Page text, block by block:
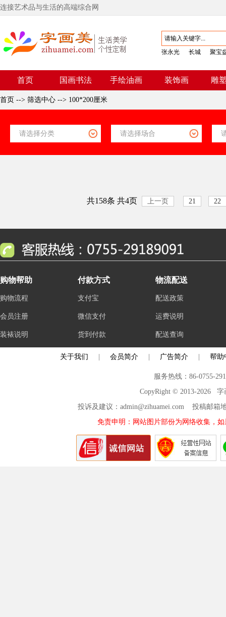
连接艺术品与生活的高端综合网
张永光 长城 聚宝
首页 国画书法 手绘油画 装饰画 雕
首页 --> 筛选中心 --> 100*200厘米
共158条 共4页 上一页 21 22
购物帮助
购物流程
会员注册
装裱说明
付款方式
支付宝
微信支付
货到付款
物流配送
配送政策
运费说明
配送查询
关于我们 会员简介 广告简介 帮助
服务热线：86-0755-
CopyRight © 2013-2026 字
投诉及建议：admin@zihuamei.com 投稿邮
免责申明：网站图片部份为网络收集，